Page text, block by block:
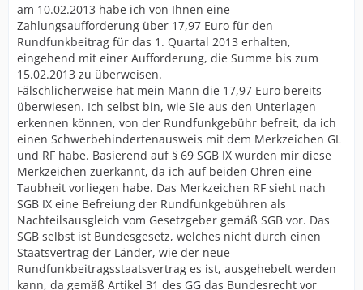
am 10.02.2013 habe ich von Ihnen eine
Zahlungsaufforderung über 17,97 Euro für den
Rundfunkbeitrag für das 1. Quartal 2013 erhalten,
eingehend mit einer Aufforderung, die Summe bis zum
15.02.2013 zu überweisen.
Fälschlicherweise hat mein Mann die 17,97 Euro bereits
überwiesen. Ich selbst bin, wie Sie aus den Unterlagen
erkennen können, von der Rundfunkgebühr befreit, da ich
einen Schwerbehindertenausweis mit dem Merkzeichen GL
und RF habe. Basierend auf § 69 SGB IX wurden mir diese
Merkzeichen zuerkannt, da ich auf beiden Ohren eine
Taubheit vorliegen habe. Das Merkzeichen RF sieht nach
SGB IX eine Befreiung der Rundfunkgebühren als
Nachteilsausgleich vom Gesetzgeber gemäß SGB vor. Das
SGB selbst ist Bundesgesetz, welches nicht durch einen
Staatsvertrag der Länder, wie der neue
Rundfunkbeitragsstaatsvertrag es ist, ausgehebelt werden
kann, da gemäß Artikel 31 des GG das Bundesrecht vor